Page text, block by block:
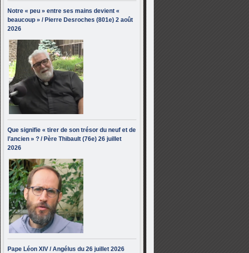
Notre « peu » entre ses mains devient «
beaucoup » / Pierre Desroches (801e) 2 août
2026
Que signifie « tirer de son trésor du neuf et de
l’ancien » ? / Père Thibault (76e) 26 juillet
2026
Pape Léon XIV / Angélus du 26 juillet 2026